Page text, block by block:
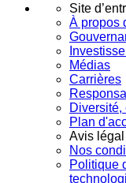
Site
À propos
Médias
Carrières
Diversité,
Plan
Avis légal
Nos
Politique